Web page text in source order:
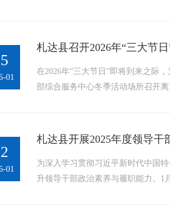
01
札达县召开2026年“三大节
在2026年“三大节日”即将到来之际
部综合服务中心冬季活动场所召开
01
札达县开展2025年度领导干
为深入学习贯彻习近平新时代中国
升领导干部政治素养与履职能力。1